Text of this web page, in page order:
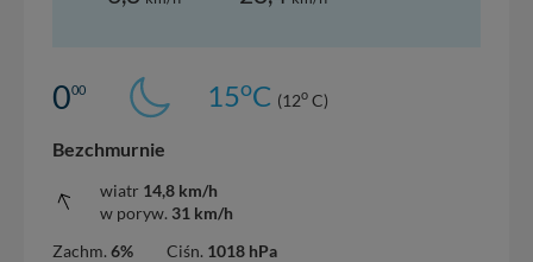
000 15oC (12o C)
Bezchmurnie
wiatr 14,8 km/h
w poryw. 31 km/h
Zachm. 6%
Ciśn. 1018 hPa